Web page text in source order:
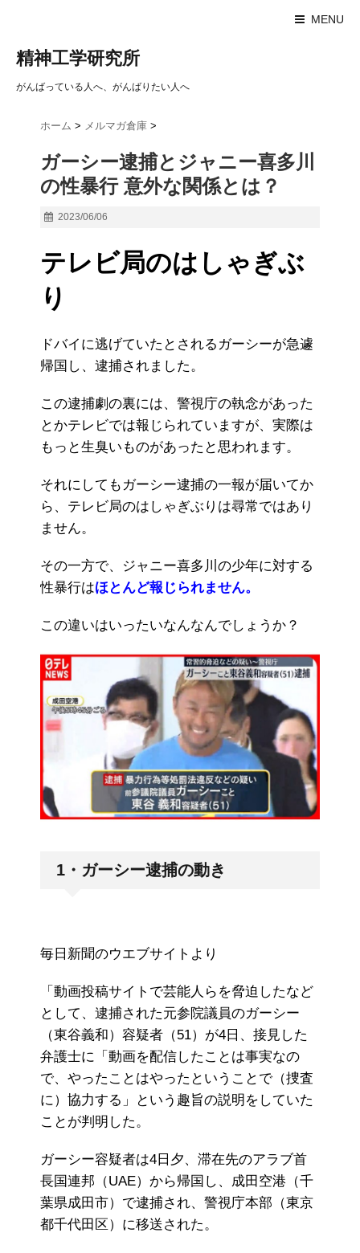
MENU
精神工学研究所
がんばっている人へ、がんばりたい人へ
ホーム > メルマガ倉庫 >
ガーシー逮捕とジャニー喜多川
の性暴行 意外な関係とは？
2023/06/06
テレビ局のはしゃぎぶ
り
ドバイに逃げていたとされるガーシーが急遽
帰国し、逮捕されました。
この逮捕劇の裏には、警視庁の執念があった
とかテレビでは報じられていますが、実際は
もっと生臭いものがあったと思われます。
それにしてもガーシー逮捕の一報が届いてか
ら、テレビ局のはしゃぎぶりは尋常ではあり
ません。
その一方で、ジャニー喜多川の少年に対する
性暴行はほとんど報じられません。
この違いはいったいなんなんでしょうか？
1・ガーシー逮捕の動き
毎日新聞のウエブサイトより
「動画投稿サイトで芸能人らを脅迫したなど
として、逮捕された元参院議員のガーシー
（東谷義和）容疑者（51）が4日、接見した
弁護士に「動画を配信したことは事実なの
で、やったことはやったということで（捜査
に）協力する」という趣旨の説明をしていた
ことが判明した。
ガーシー容疑者は4日夕、滞在先のアラブ首
長国連邦（UAE）から帰国し、成田空港（千
葉県成田市）で逮捕され、警視庁本部（東京
都千代田区）に移送された。